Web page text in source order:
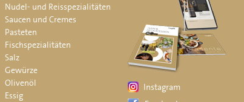
Nudel- und Reisspezialitäten
Saucen und Cremes
Pasteten
Fischspezialitäten
Salz
Gewürze
Olivenöl
Essig
Instagram